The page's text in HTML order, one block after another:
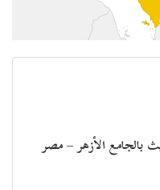
الأزهر – مصر